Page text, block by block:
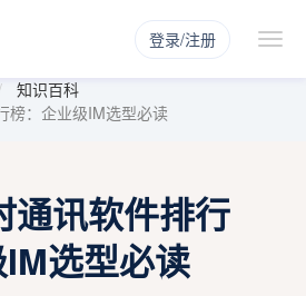
登录/注册
知识百科
榜：企业级IM选型必读
通讯软件排行
选型必读